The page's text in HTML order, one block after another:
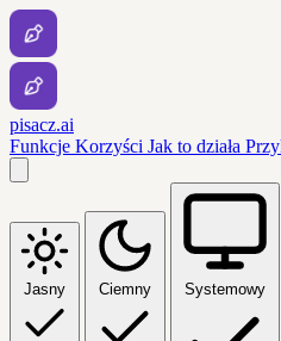
pisacz.ai
Funkcje Korzyści Jak to działa
Jasny Ciemny Systemowy